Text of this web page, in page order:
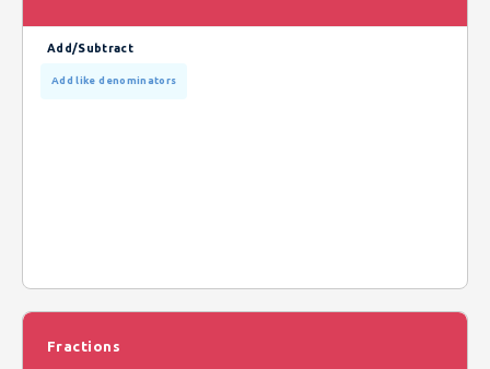
Add/Subtract
Add like denominators
Fractions